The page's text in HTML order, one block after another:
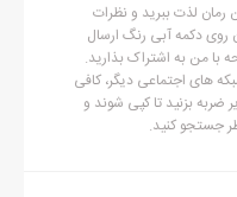
و مهرداد رو درآوردم و
به دونه روی زمین گذاشتم
همه رو به ترتیب شماره
رمان لذت ببرید و نظرات
روی دکمه آبی رنگ ارسال
با من به اشتراک بذارید.
های اجتماعی دیگر، کافی
بزنید تا کپی شوند و
جستجو کنید.